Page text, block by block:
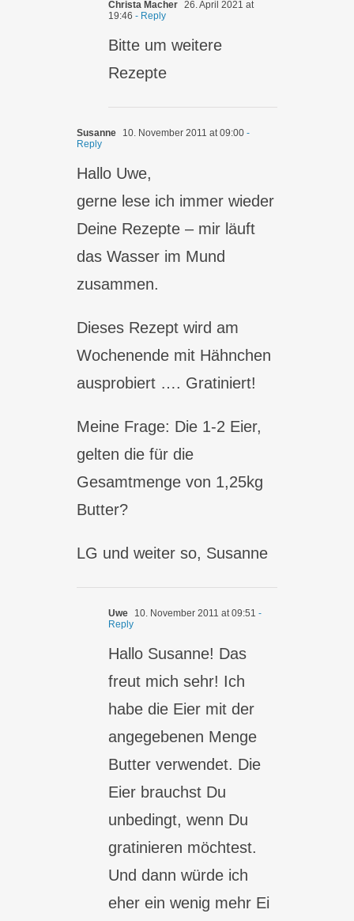
Christa Macher 26. April 2021 at
19:46 - Reply
Bitte um weitere
Rezepte
Susanne 10. November 2011 at 09:00 -
Reply
Hallo Uwe,
gerne lese ich immer wieder
Deine Rezepte – mir läuft
das Wasser im Mund
zusammen.
Dieses Rezept wird am
Wochenende mit Hähnchen
ausprobiert …. Gratiniert!
Meine Frage: Die 1-2 Eier,
gelten die für die
Gesamtmenge von 1,25kg
Butter?
LG und weiter so, Susanne
Uwe 10. November 2011 at 09:51 -
Reply
Hallo Susanne! Das
freut mich sehr! Ich
habe die Eier mit der
angegebenen Menge
Butter verwendet. Die
Eier brauchst Du
unbedingt, wenn Du
gratinieren möchtest.
Und dann würde ich
eher ein wenig mehr Ei